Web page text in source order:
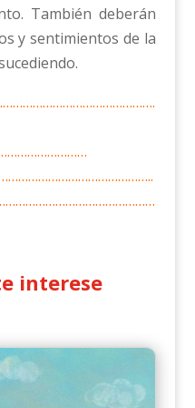
También deberán
y sentimientos de la
interese